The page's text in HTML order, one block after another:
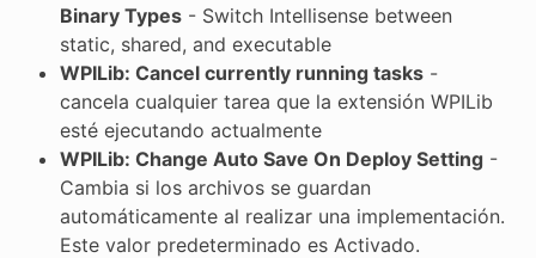
Binary Types- Switch Intellisense between
static, shared, and executable
WPILib: Cancel currently running tasks-
cancela cualquier tarea que la extensión WPILib
esté ejecutando actualmente
WPILib: Change Auto Save On Deploy Setting-
Cambia si los archivos se guardan
automáticamente al realizar una implementación.
Este valor predeterminado es Activado.